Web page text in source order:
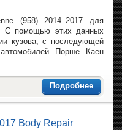
(958) 2014–2017 для
С помощью этих данных
кузова, с последующей
Порше Каен
Подробнее
Body Repair